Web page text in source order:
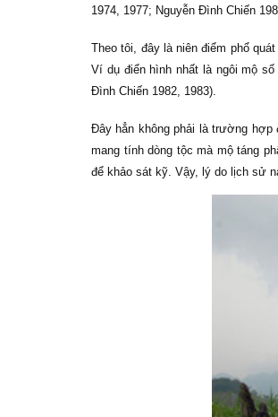
1974, 1977; Nguyễn Đình Chiến
Theo tôi, đây là niên điểm phổ
Ví dụ điển hình nhất là ngôi mộ
Đình Chiến 1982, 1983).
Đây hẳn không phải là trường
mang tính dòng tộc mà mộ táng
để khảo sát kỹ. Vậy, lý do lịch sử